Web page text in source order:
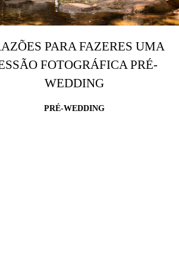
PARA FAZERES UMA
FOTOGRÁFICA PRÉ-
WEDDING
PRÉ-WEDDING